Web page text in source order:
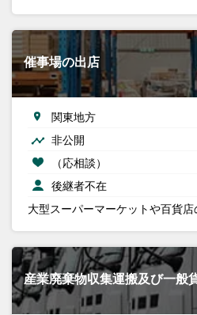
催事場の出店
関東地方
非公開
（応相談）
後継者不在
大型スーパーマーケットや百貨
産業廃棄物収集運搬及び一般